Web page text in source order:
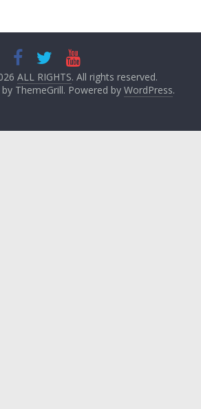
ALL RIGHTS. All rights reserved.
ThemeGrill. Powered by WordPress.